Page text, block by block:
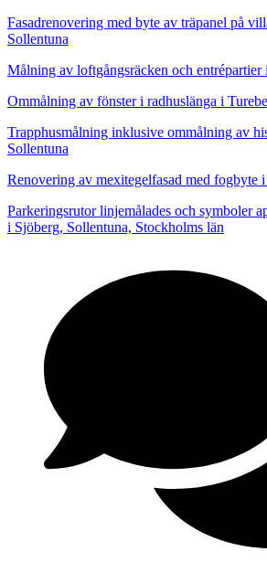
Fasadrenovering med byte av träpanel på
Sollentuna
Målning av loftgångsräcken och entrépartier
Ommålning av fönster i radhuslänga i
Trapphusmålning inklusive ommålning av
Sollentuna
Renovering av mexitegelfasad med fogbyte
Parkeringsrutor linjemålades och symboler
i Sjöberg, Sollentuna, Stockholms län